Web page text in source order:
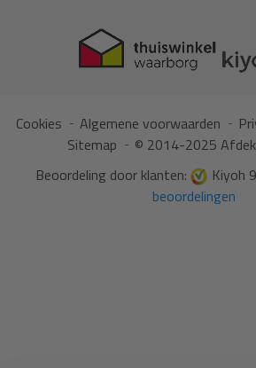
Cookies Algemene voorwaarden
Sitemap
© 2014-2025
Beoordeling door klanten:
Kiyoh
beoordelingen